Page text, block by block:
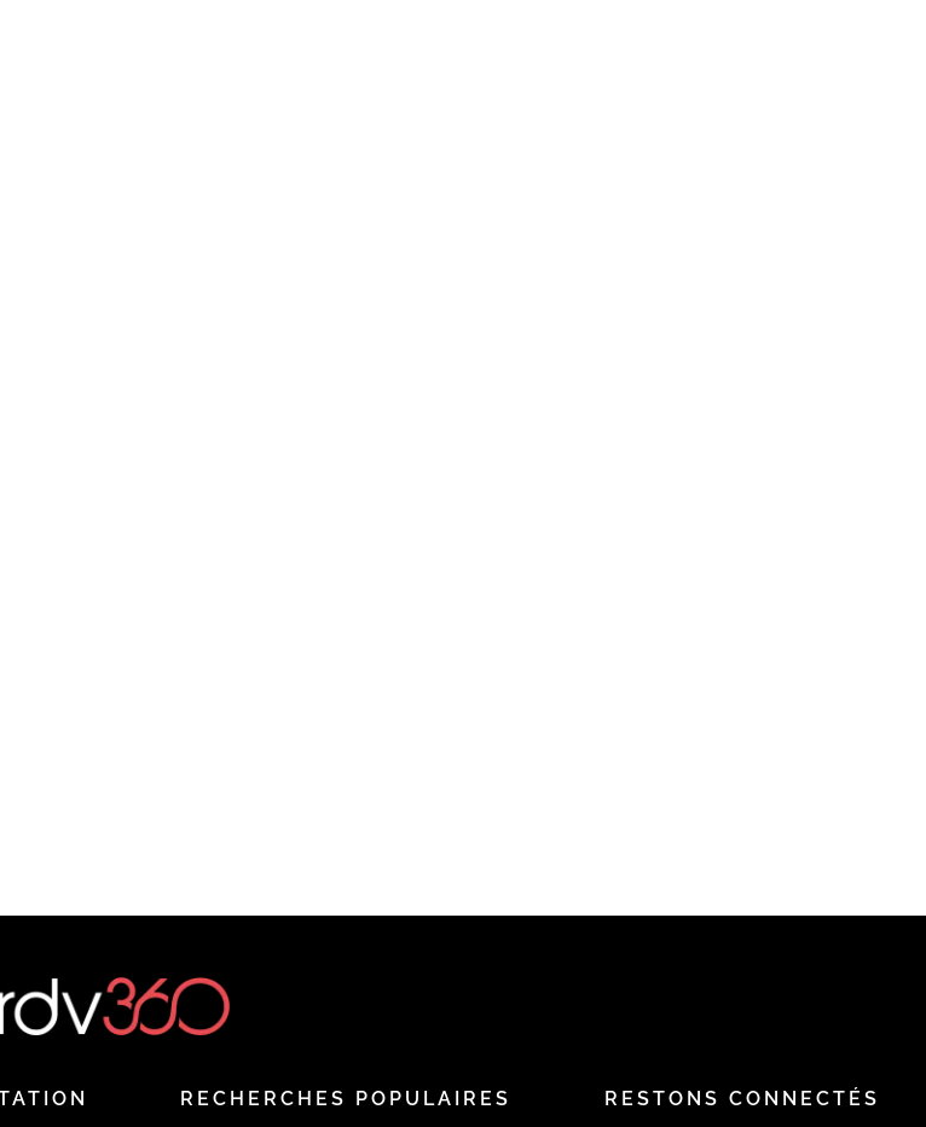
RECHERCHES POPULAIRES RESTONS CONNECTÉS